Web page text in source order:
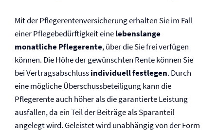
Mit der Pflegerenten­versicherung erhalten Sie im Fall
einer Pflegebedürftigkeit einelebenslange
monatliche Pflegerente, über die Sie frei verfügen
können. Die Höhe der gewünschten Rente können Sie
bei Vertragsabschlussindividuell festlegen. Durch
eine mögliche Überschussbeteiligung kann die
Pflegerente auch höher als die garantierte Leistung
ausfallen, da ein Teil der Beiträge als Sparanteil
angelegt wird. Geleistet wird unabhängig von der Form